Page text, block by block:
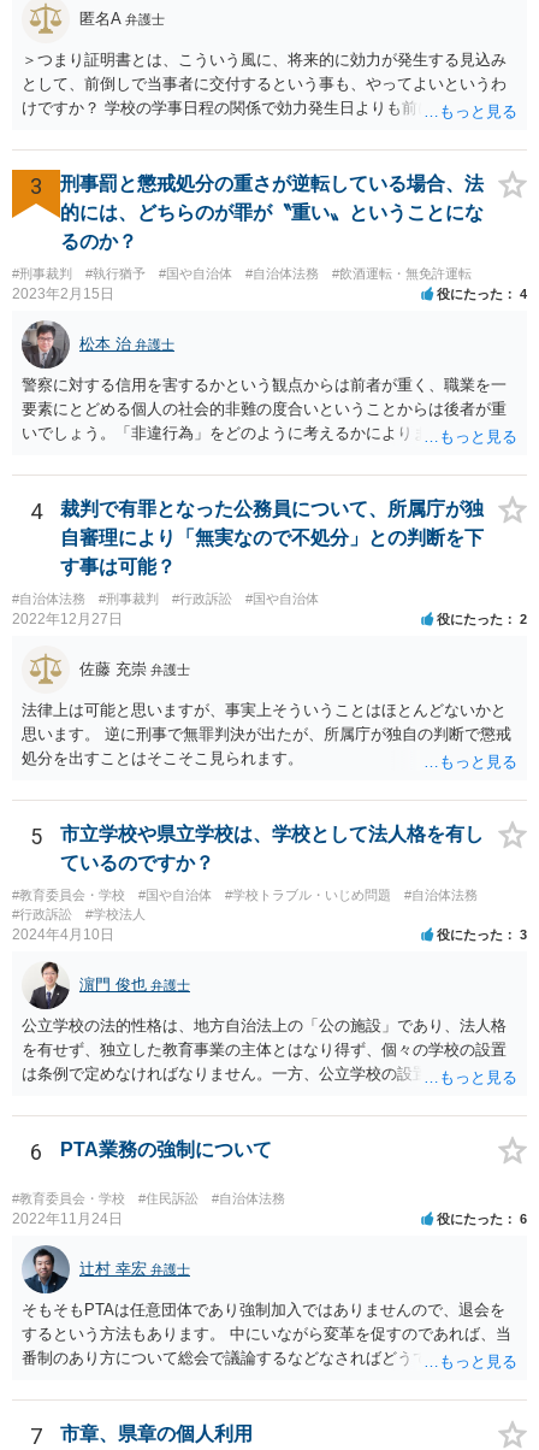
匿名A 弁護士
＞つまり証明書とは、こういう風に、将来的に効力が発生する見込み
として、前倒しで当事者に交付するという事も、やってよいというわ
けですか？ 学校の学事日程の関係で効力発生日よりも前に交付したか
でしょう。 両者をそろえるに越したことはないですが、卒業式の日程
自体は各学校によって慣例として定められることが多いですし、学籍
離脱日も、学校によって異なるようですから、そのこと自体に特に問
題はないでしょう。 ＞万一、効力発生日より前に、その効力が無効と
なる出来事が起こったとしたら、その証明書は効力を発生する事な
く、証明書としては無効化されるということですね？ そう考えるのが
自然でしょう。 ただし、卒業証書自体は、通常記載されている内容
が、全課程を修了したという事実について記載されており、卒業式時
点では、そのこと自体は過去の事実として間違いないので、卒業証書
自体の無効かどうかという法的な効力を議論するものではないでしょ
う。 問題は、証書そのものではなく、在学中に何らかの問題を起こし
て学籍を剥奪されたかどうか、ということなので、厳密に言えば卒業
証書自体の議論とは直接関係しないと思います。
3
刑事罰と懲戒処分の重さが逆転している場合、法
的には、どちらのが罪が〝重い〟ということにな
るのか？
#刑事裁判 #執行猶予 #国や自治体 #自治体法務 #飲酒運転・無免許運転
2023年2月15日 役にたった 4
松本 治 弁護士
警察に対する信用を害するかという観点からは前者が重く、職業を一
要素にとどめる個人の社会的非難の度合いということからは後者が重
いでしょう。「非違行為」をどのように考えるかによります。
4
裁判で有罪となった公務員について、所属庁が独
自審理により「無実なので不処分」との判断を下
す事は可能？
#自治体法務 #刑事裁判 #行政訴訟 #国や自治体
2022年12月27日 役にたった 2
佐藤 充崇 弁護士
法律上は可能と思いますが、事実上そういうことはほとんどないかと
思います。 逆に刑事で無罪判決が出たが、所属庁が独自の判断で懲戒
処分を出すことはそこそこ見られます。
5
市立学校や県立学校は、学校として法人格を有し
ているのですか？
#教育委員会・学校 #国や自治体 #学校トラブル・いじめ問題
#自治体法務
#行政訴訟
#学校法人
2024年4月10日 役にたった 3
濵門 俊也 弁護士
公立学校の法的性格は、地方自治法上の「公の施設」であり、法人格
を有せず、独立した教育事業の主体とはなり得ず、個々の学校の設置
は条例で定めなければなりません。一方、公立学校の設置者である地
利義務の主体となる法人格を有し、教育事業の主体となっています。
ちなみに、公立学校は教育行政組織上の取扱いとしては「教育機関」
6 PTA業務の強制について
#教育委員会・学校 #住民訴訟 #自治体法務
2022年11月24日 役にたった 6
辻村 幸宏 弁護士
そもそもPTAは任意団体であり強制加入ではありませんので、退会を
するという方法もあります。 中にいながら変革を促すのであれば、当
番制のあり方について総会で議論するなどなさればどうでしょうか。
7 市章、県章の個人利用